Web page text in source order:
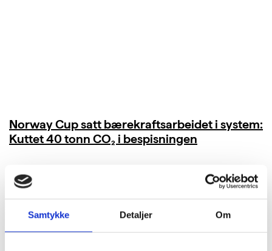
Samtykke Detaljer Om
Norway Cup satt bærekraftsarbeidet i system:
Kuttet 40 tonn CO₂ i bespisningen